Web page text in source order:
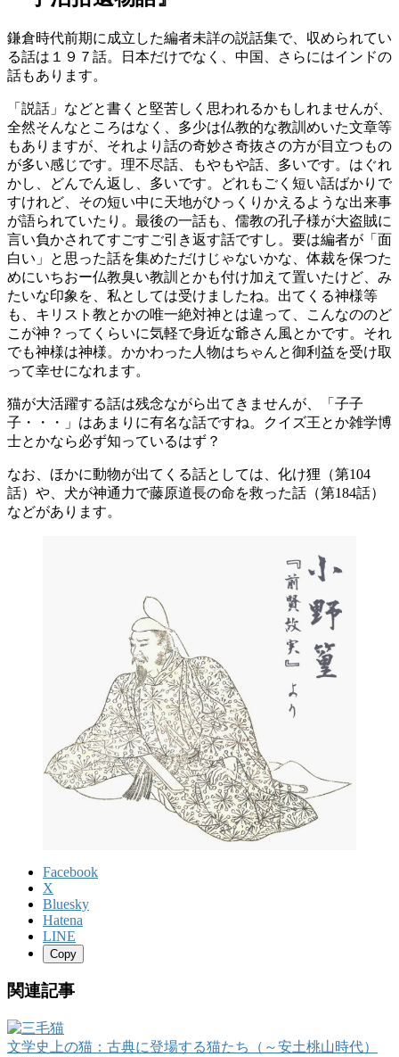
鎌倉時代前期に成立した編者未詳の説話集で、収められてい
る話は１９７話。日本だけでなく、中国、さらにはインドの
話もあります。
「説話」などと書くと堅苦しく思われるかもしれませんが、
全然そんなところはなく、多少は仏教的な教訓めいた文章等
もありますが、それより話の奇妙さ奇抜さの方が目立つもの
が多い感じです。理不尽話、もやもや話、多いです。はぐれ
かし、どんでん返し、多いです。どれもごく短い話ばかりで
すけれど、その短い中に天地がひっくりかえるような出来事
が語られていたり。最後の一話も、儒教の孔子様が大盗賊に
言い負かされてすごすご引き返す話ですし。要は編者が「面
白い」と思った話を集めただけじゃないかな、体裁を保つた
めにいちおー仏教臭い教訓とかも付け加えて置いたけど、み
たいな印象を、私としては受けましたね。出てくる神様等
も、キリスト教とかの唯一絶対神とは違って、こんなののど
こが神？ってくらいに気軽で身近な爺さん風とかです。それ
でも神様は神様。かかわった人物はちゃんと御利益を受け取
って幸せになれます。
猫が大活躍する話は残念ながら出てきませんが、「子子
子・・・」はあまりに有名な話ですね。クイズ王とか雑学博
士とかなら必ず知っているはず？
なお、ほかに動物が出てくる話としては、化け狸（第104
話）や、犬が神通力で藤原道長の命を救った話（第184話）
などがあります。
Facebook
X
Bluesky
Hatena
LINE
Copy
関連記事
文学史上の猫：古典に登場する猫たち（～安土桃山時代）